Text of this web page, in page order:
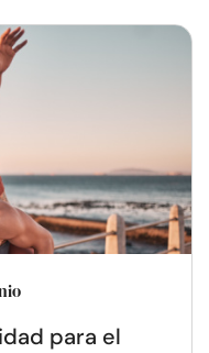
para el